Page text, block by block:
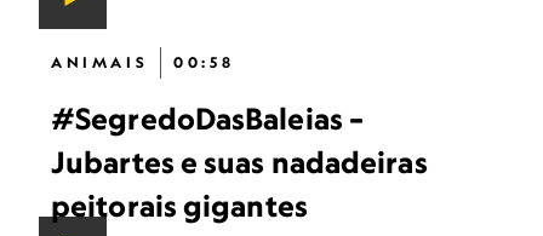
ANIMAIS 00:58
#SegredoDasBaleias –
Jubartes e suas nadadeiras
peitorais gigantes